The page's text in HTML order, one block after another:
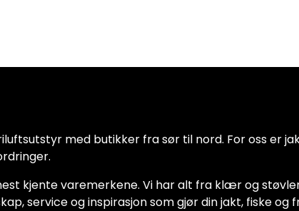
med butikker fra sør til nord. For oss er
kjente varemerkene. Vi har alt fra klær og
service og inspirasjon som gjør din jakt, fiske